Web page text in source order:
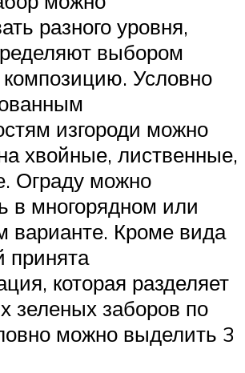
разного уровня,
выбором
композицию. Условно
изгороди можно
хвойные, лиственные,
Ограду можно
в многорядном или
варианте. Кроме вида
принята
которая разделяет
зеленых заборов по
можно выделить 3